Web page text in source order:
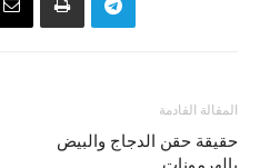
المقالة القادمة